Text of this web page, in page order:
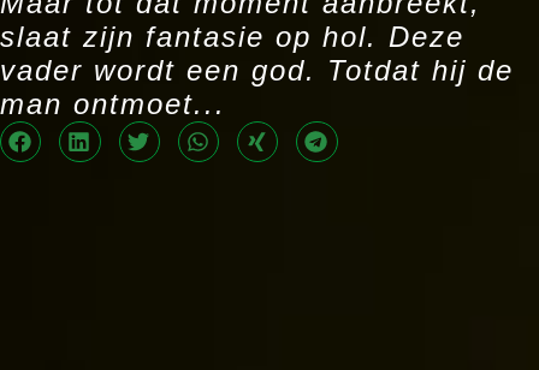
slaat zijn fantasie op hol. Deze
vader wordt een god. Totdat hij de
man ontmoet...